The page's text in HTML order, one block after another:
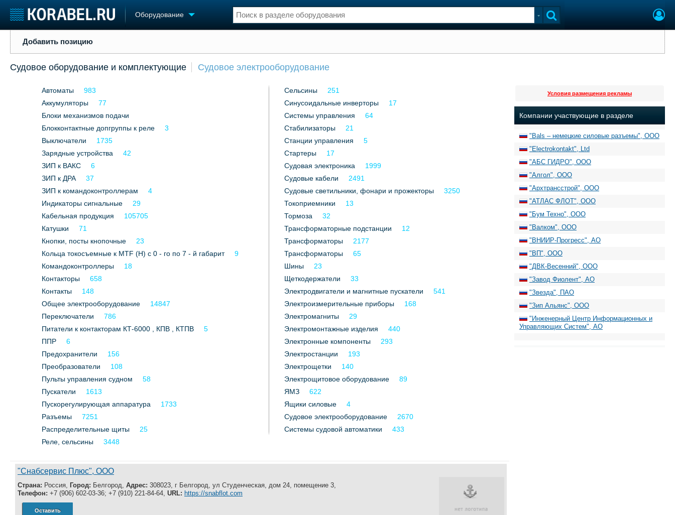
Оборудование
Судостроение
Пульс
Компании
Репутация
Журнал
Реклама
Торговая площадка
Доска объявлений
Оборудование
Изделия
Материалы
Услуги
Конференции
Выставки и семинары
Флот
Галерея флота
Отзывы
Все службы
Добавить позицию
Судовое оборудование и комплектующие Судовое электрооборудование
Автоматы
983
Аккумуляторы
77
Блоки механизмов подачи
Блокконтактные допгруппы к реле
3
Выключатели
1735
Зарядные устройства
42
ЗИП к ВАКС
6
ЗИП к ДРА
37
ЗИП к командоконтроллерам
4
Индикаторы сигнальные
29
Кабельная продукция
105705
Катушки
71
Кнопки, посты кнопочные
23
Кольца токосъемные к МТF (Н) с 0 - го по 7 - й габарит
9
Командоконтроллеры
18
Контакторы
658
Контакты
148
Общее электрооборудование
14847
Переключатели
786
Питатели к контакторам КТ-6000 , КПВ , КТПВ
5
ППР
6
Предохранители
156
Преобразователи
108
Пульты управления судном
58
Пускатели
1613
Пускорегулирующая аппаратура
1733
Разъемы
7251
Распределительные щиты
25
Реле, сельсины
3448
Сельсины
251
Синусоидальные инверторы
17
Системы управления
64
Стабилизаторы
21
Станции управления
5
Стартеры
17
Судовая электроника
1999
Судовые кабели
2491
Судовые светильники, фонари и прожекторы
3250
Токоприемники
13
Тормоза
32
Трансформаторные подстанции
12
Трансформаторы
2177
Трансформаторы
65
Шины
23
Щеткодержатели
33
Электродвигатели и магнитные пускатели
541
Электроизмерительные приборы
168
Электромагниты
29
Электромонтажные изделия
440
Электронные компоненты
293
Электростанции
193
Электрощетки
140
Электрощитовое оборудование
89
ЯМЗ
622
Ящики силовые
4
Судовое электрооборудование
2670
Системы судовой автоматики
433
"Снабсервис Плюс", ООО
Страна: Россия, Город: Белгород, Адрес: 308023, г Белгород, ул Студенческая, дом 24, помещение 3,
Телефон: +7 (906) 602-03-36; +7 (910) 221-84-64, URL: https://snabflot.com
Оставить
Условия размещения рекламы
Компании участвующие в разделе
"Bals – немецкие силовые разъемы", ООО
"Electrokontakt", Ltd
"АБС ГИДРО", ООО
"Алгол", ООО
"Архтрансстрой", ООО
"АТЛАС ФЛОТ", ООО
"Бум Техно", ООО
"Валком", ООО
"ВНИИР-Прогресс", АО
"ВП", ООО
"ДВК-Весенний", ООО
"Завод Фиолент", АО
"Звезда", ПАО
"Зип Альянс", ООО
"Инженерный Центр Информационных и
Управляющих Систем", АО